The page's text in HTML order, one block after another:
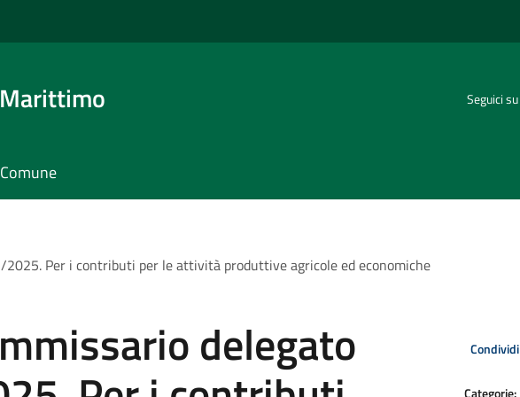
Seguici su
Per i contributi per le attività produttive agricole ed economiche
delegato Condividi
Categorie: